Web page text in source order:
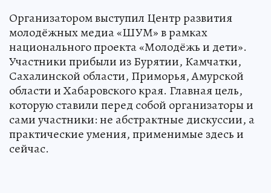
Организатором выступил Центр развития
молодёжных медиа «ШУМ» в рамках
национального проекта «Молодёжь и дети».
Участники прибыли из Бурятии, Камчатки,
Сахалинской области, Приморья, Амурской
области и Хабаровского края. Главная цель,
которую ставили перед собой организаторы и
сами участники: не абстрактные дискуссии, а
практические умения, применимые здесь и
сейчас.